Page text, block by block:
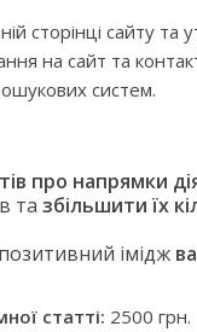
сторінці сайту та
на сайт та
систем.
про напрямки
та збільшити їх
імідж
статті: 2500 грн.
що